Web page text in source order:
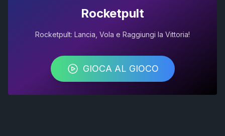
Rocketpult
Rocketpult: Lancia, Vola e Raggiungi la Vittoria!
GIOCA AL GIOCO